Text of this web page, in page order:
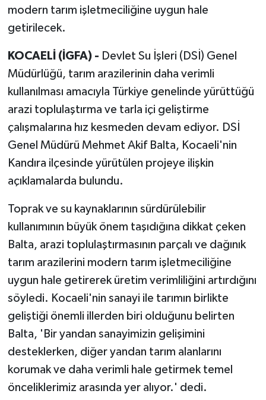
modern tarım işletmeciliğine uygun hale
getirilecek.
KOCAELİ (İGFA) - Devlet Su İşleri (DSİ) Genel
Müdürlüğü, tarım arazilerinin daha verimli
kullanılması amacıyla Türkiye genelinde yürüttüğü
arazi toplulaştırma ve tarla içi geliştirme
çalışmalarına hız kesmeden devam ediyor. DSİ
Genel Müdürü Mehmet Akif Balta, Kocaeli'nin
Kandıra ilçesinde yürütülen projeye ilişkin
açıklamalarda bulundu.
Toprak ve su kaynaklarının sürdürülebilir
kullanımının büyük önem taşıdığına dikkat çeken
Balta, arazi toplulaştırmasının parçalı ve dağınık
tarım arazilerini modern tarım işletmeciliğine
uygun hale getirerek üretim verimliliğini artırdığını
söyledi. Kocaeli'nin sanayi ile tarımın birlikte
geliştiği önemli illerden biri olduğunu belirten
Balta, 'Bir yandan sanayimizin gelişimini
desteklerken, diğer yandan tarım alanlarını
korumak ve daha verimli hale getirmek temel
önceliklerimiz arasında yer alıyor.' dedi.